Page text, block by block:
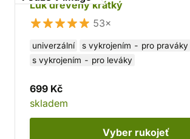
Luk dřevěný krátký
53×
univerzální
s vykrojením - pro praváky
s vykrojením - pro leváky
699 Kč
skladem
Vyber rukojeť